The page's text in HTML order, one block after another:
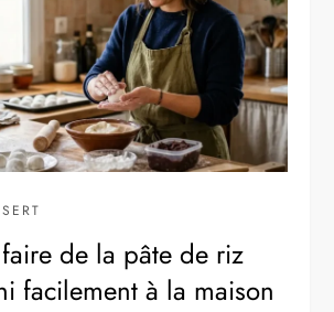
de la pâte de riz
facilement à la maison